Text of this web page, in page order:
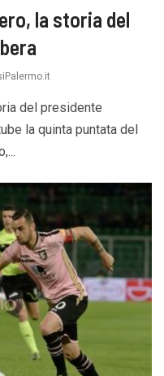
la storia del
del presidente
la quinta puntata del